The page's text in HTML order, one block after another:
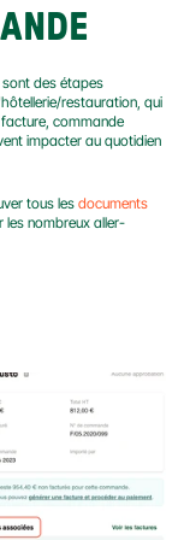
sont des étapes
restauration, qui
facture, commande
impacter au quotidien
tous les documents
les nombreux aller-